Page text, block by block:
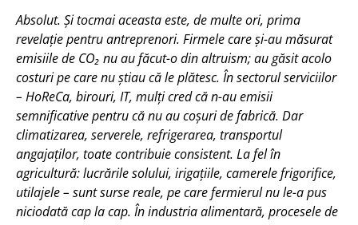
Absolut. Și tocmai aceasta este, de multe ori, prima
revelație pentru antreprenori. Firmele care și-au măsurat
emisiile de CO₂ nu au făcut-o din altruism; au găsit acolo
costuri pe care nu știau că le plătesc. În sectorul serviciilor
– HoReCa, birouri, IT, mulți cred că n-au emisii
semnificative pentru că nu au coșuri de fabrică. Dar
climatizarea, serverele, refrigerarea, transportul
angajaților, toate contribuie consistent. La fel în
agricultură: lucrările solului, irigațiile, camerele frigorifice,
utilajele – sunt surse reale, pe care fermierul nu le-a pus
niciodată cap la cap. În industria alimentară, procesele de